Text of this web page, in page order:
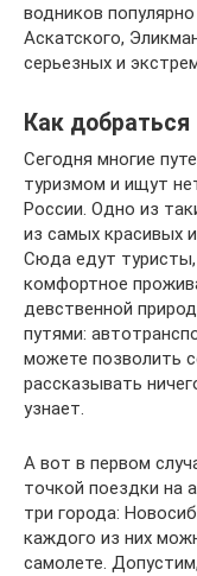
водников
Аскатского,
серьезных и
Как добраться
Сегодня многие
туризмом и ищут
России. Одно из
из самых красивых
Сюда едут
комфортное
девственной
путями:
можете позволить
рассказывать
узнает.
А вот в первом
точкой поездки на
три города:
каждого из них
самолете.